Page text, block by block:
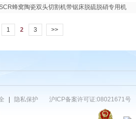
蜂窝陶瓷双头切割机带锯床脱硫脱硝专用机
1 2 3 >>
隐私保护 沪ICP备案许可证:08021671号